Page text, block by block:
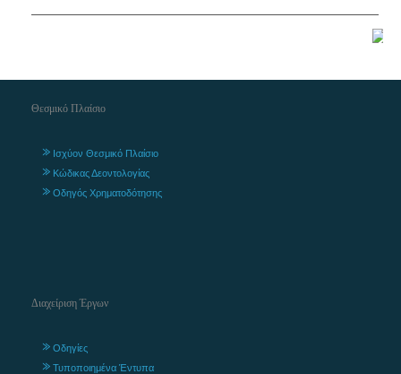
Θεσμικό Πλαίσιο
Ισχύον Θεσμικό Πλαίσιο
Κώδικας Δεοντολογίας
Οδηγός Χρηματοδότησης
Διαχείριση Έργων
Οδηγίες
Τυποποιημένα Έντυπα